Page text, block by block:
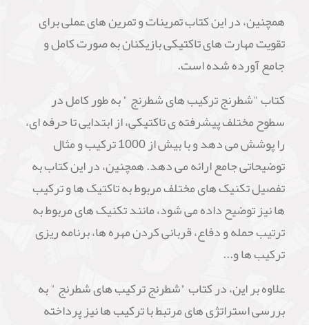
همچنین، در این کتاب تمرینات و تمرین های عملی برای
تقویت مهارت های تاکتیکی بازیکنان به صورت کامل و
جامع آورده شده است.
کتاب "شطرنج ترکیب های شطرنج " به طور کامل در
سطوح مختلف پیشرفته ی تاکتیکی، از ابتدایی تا حرفه ای،
را پوشش می دهد و با بیش از 1000 ترکیب و مثال
توضیحاتی جامع ارائه می دهد. همچنین، در این کتاب به
تفصیل تکنیک های مختلف مربوط به تاکتیک ها و ترکیب
ها نیز توضیح داده می شود، مانند تکنیک های مربوط به
ترتیب حمله و دفاع، قربانی کردن مهره ها، برنامه ریزی
ترکیب ها و...
علاوه بر این، در کتاب "شطرنج ترکیب های شطرنج " به
بررسی استراتژی های مرتبط با ترکیب ها نیز پرداخته